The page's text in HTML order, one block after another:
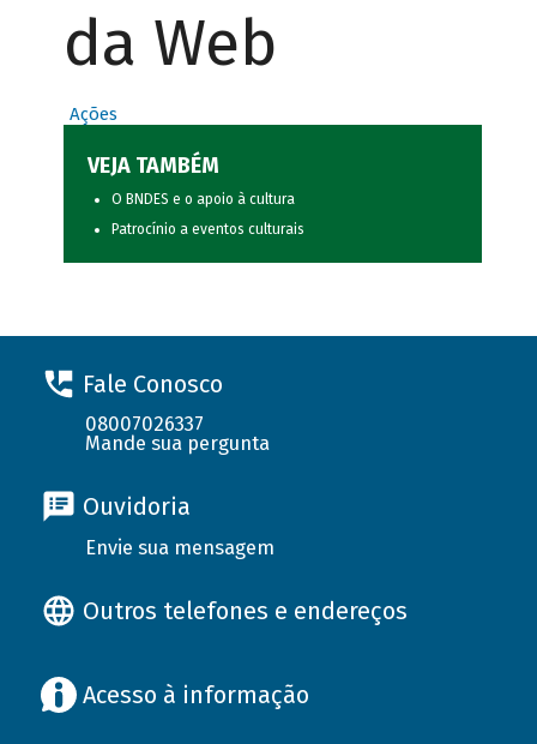
da Web
Ações
VEJA TAMBÉM
O BNDES e o apoio à cultura
Patrocínio a eventos culturais
Fale Conosco
08007026337
Mande sua pergunta
Ouvidoria
Envie sua mensagem
Outros telefones e endereços
Acesso à informação